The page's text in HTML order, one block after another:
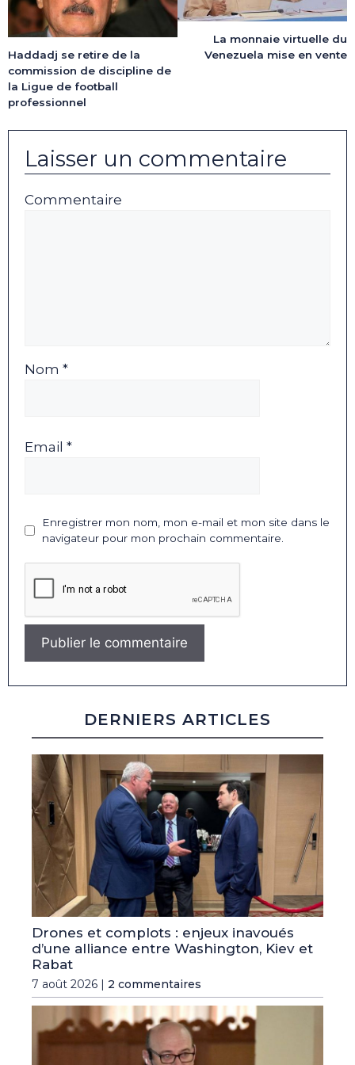
Haddadj se retire de la
commission de discipline de
la Ligue de football
professionnel
La monnaie virtuelle du
Venezuela mise en vente
Laisser un commentaire
Commentaire
Nom *
Email *
Enregistrer mon nom, mon e-mail et mon site dans le
navigateur pour mon prochain commentaire.
DERNIERS ARTICLES
Drones et complots : enjeux inavoués
d’une alliance entre Washington, Kiev et
Rabat
7 août 2026 | 2 commentaires